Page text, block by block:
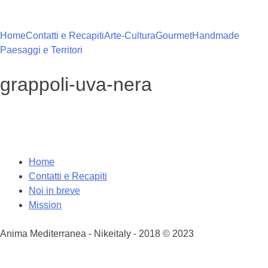
contenuto
HomeContatti e RecapitiArte-CulturaGourmetHandmade
Paesaggi e Territori
grappoli-uva-nera
Home
Contatti e Recapiti
Noi in breve
Mission
Anima Mediterranea - Nikeitaly - 2018 © 2023